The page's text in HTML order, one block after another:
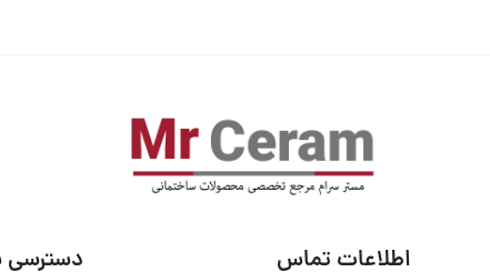
اطلاعات تماس دسترسی